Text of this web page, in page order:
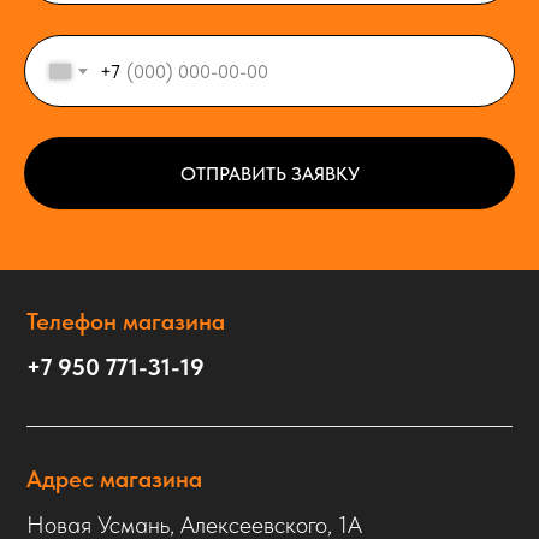
+7
ОТПРАВИТЬ ЗАЯВКУ
Телефон магазина
+7 950 771-31-19
Адрес магазина
Новая Усмань, Алексеевского, 1А